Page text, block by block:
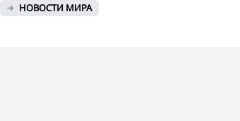
НОВОСТИ МИРА